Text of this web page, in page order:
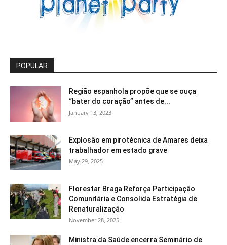
POPULAR
Região espanhola propõe que se ouça
“bater do coração” antes de...
January 13, 2023
Explosão em pirotécnica de Amares deixa
trabalhador em estado grave
May 29, 2025
Florestar Braga Reforça Participação
Comunitária e Consolida Estratégia de
Renaturalização
November 28, 2025
Ministra da Saúde encerra Seminário de